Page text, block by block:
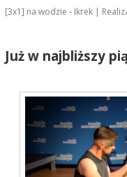
[3x1] na wodzie - Ikrek |
Już w najbliższy